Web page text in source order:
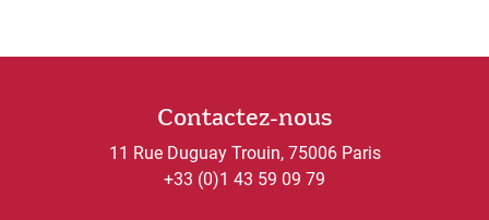
Contactez-nous
11 Rue Duguay Trouin, 75006 Paris
+33 (0)1 43 59 09 79